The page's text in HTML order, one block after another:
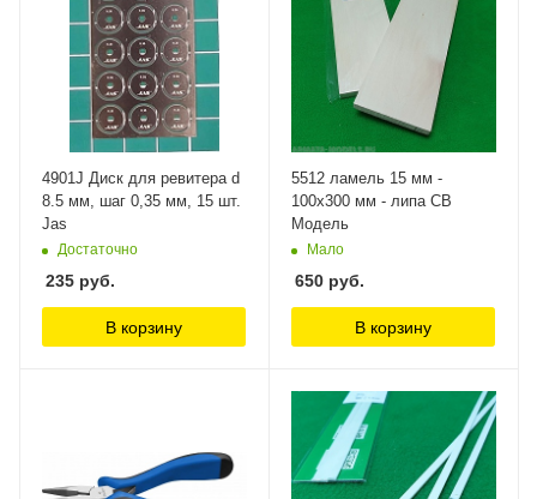
4901J Диск для ревитера d
8.5 мм, шаг 0,35 мм, 15 шт.
Jas
Достаточно
235 руб.
В корзину
5512 ламель 15 мм -
100х300 мм - липа СВ
Модель
Мало
650 руб.
В корзину